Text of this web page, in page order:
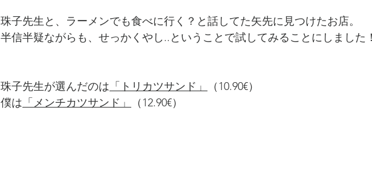
珠子先生と、ラーメンでも食べに行く？と話してた矢先に見つけたお店。
半信半疑ながらも、せっかくやし..ということで試してみることにしました
珠子先生が選んだのは 「トリカツサンド」
（10.90€）
僕は 「メンチカツサンド」 （12.90€）